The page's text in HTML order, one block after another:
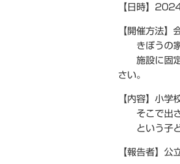
【日時】
【開催方法
きぼうの家
施設に固定
さい。
【内容】小学
そこで出さ
という子ど
【報告者】